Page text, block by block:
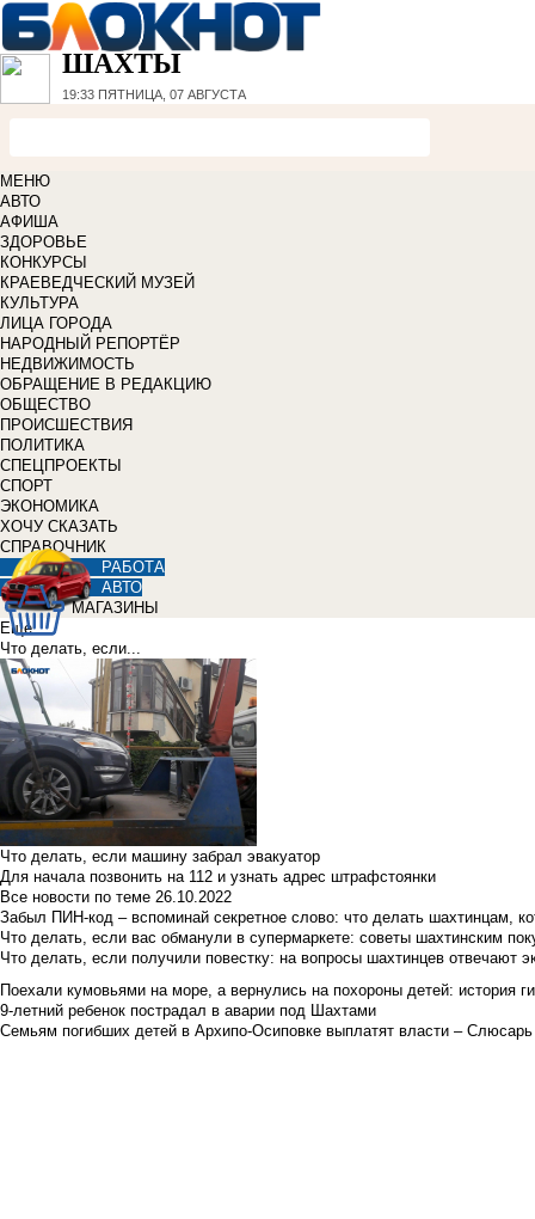
ШАХТЫ
19:33 ПЯТНИЦА, 07 АВГУСТА
МЕНЮ
АВТО
АФИША
ЗДОРОВЬЕ
КОНКУРСЫ
КРАЕВЕДЧЕСКИЙ МУЗЕЙ
КУЛЬТУРА
ЛИЦА ГОРОДА
НАРОДНЫЙ РЕПОРТЁР
НЕДВИЖИМОСТЬ
ОБРАЩЕНИЕ В РЕДАКЦИЮ
ОБЩЕСТВО
ПРОИСШЕСТВИЯ
ПОЛИТИКА
СПЕЦПРОЕКТЫ
СПОРТ
ЭКОНОМИКА
ХОЧУ СКАЗАТЬ
СПРАВОЧНИК
РАБОТА
АВТО
МАГАЗИНЫ
Еще
Что делать, если...
Что делать, если машину забрал эвакуатор
Для начала позвонить на 112 и узнать адрес штрафстоянки
Все новости по теме 26.10.2022
Забыл ПИН-код – вспоминай секретное слово: что делать шахтинцам,
Что делать, если вас обманули в супермаркете: советы шахтинским
Что делать, если получили повестку: на вопросы шахтинцев отвечают
Поехали кумовьями на море, а вернулись на похороны детей: история
9-летний ребенок пострадал в аварии под Шахтами
Семьям погибших детей в Архипо-Осиповке выплатят власти – Слюсарь